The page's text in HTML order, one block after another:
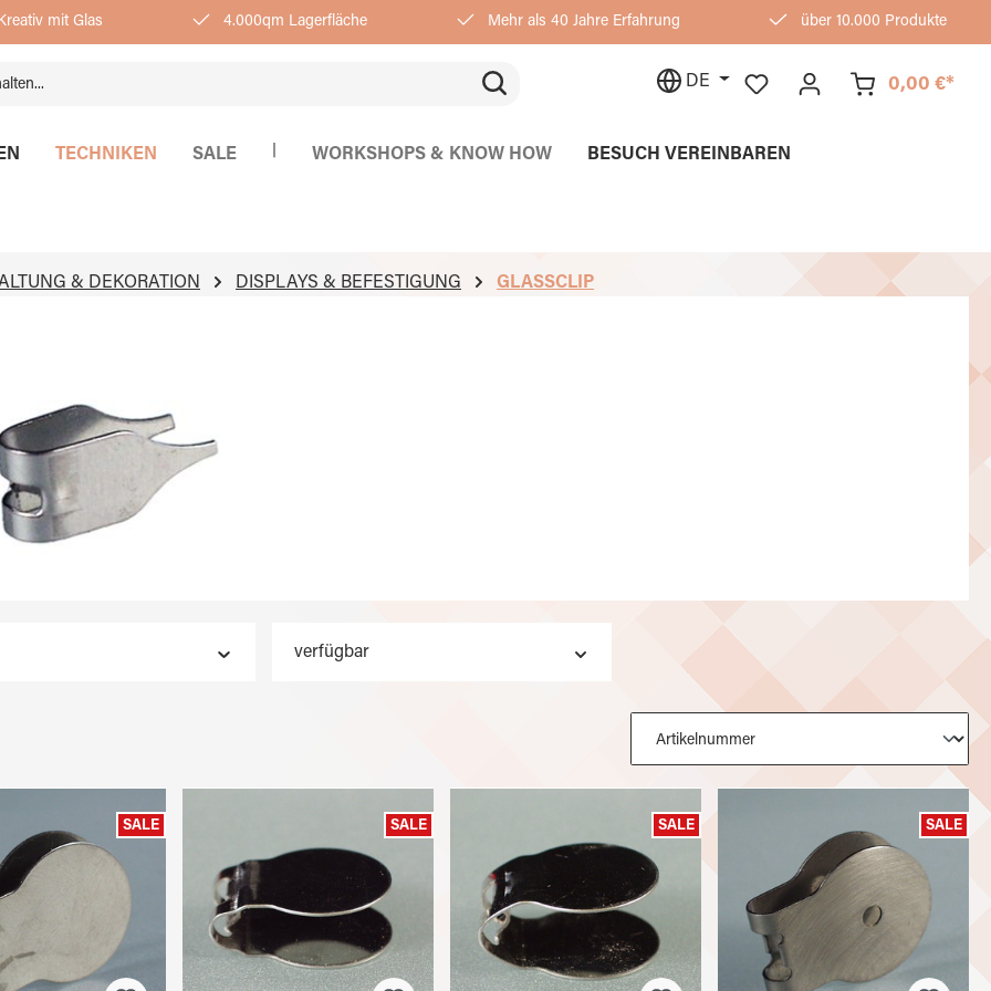
mit Glas 4.000qm Lagerfläche Mehr als 40 Jahre Erfahrung über 10.000 Produkte
DE 0,00 €*
TECHNIKEN SALE WORKSHOPS & KNOW HOW BESUCH VEREINBAREN
& DEKORATION DISPLAYS & BEFESTIGUNG GLASSCLIP
verfügbar
SALE SALE SALE SALE